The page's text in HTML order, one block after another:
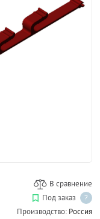
В сравнение
Под заказ
?
Производство: Россия